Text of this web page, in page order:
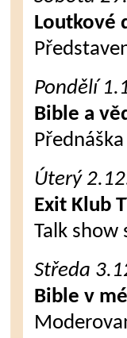
Loutkové
Pondělí
Bible a
Úterý
Exit Klub
Talk show
Středa
Bible v